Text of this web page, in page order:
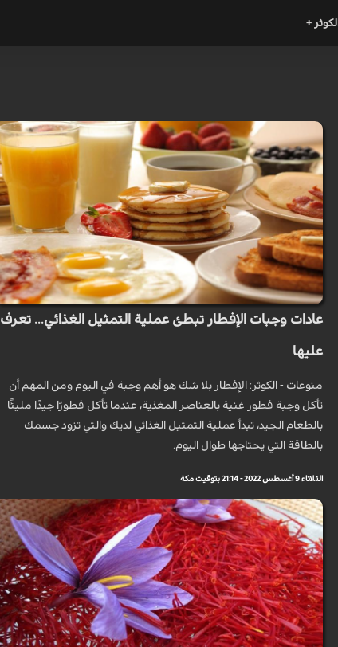
الكوثر +
عادات وجبات الإفطار تبطئ عملية التمثيل الغذائي... تعرف
عليها
منوعات - الكوثر: الإفطار بلا شك هو أهم وجبة في اليوم ومن المهم أن
تأكل وجبة فطور غنية بالعناصر المغذية، عندما تأكل فطورًا جيدًا مليئًا
بالطعام الجيد، تبدأ عملية التمثيل الغذائي لديك والتي تزود جسمك
بالطاقة التي يحتاجها طوال اليوم.
الثلاثاء 9 أغسطس 2022 - 21:14 بتوقيت مكة